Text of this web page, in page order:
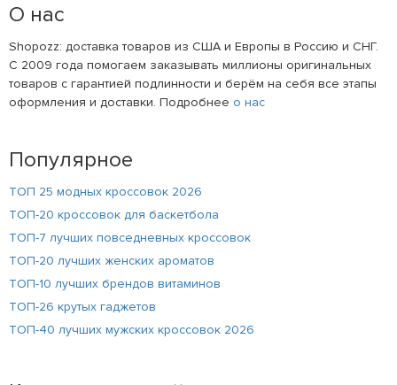
О нас
Shopozz: доставка товаров из США и Европы в Россию и СНГ.
С 2009 года помогаем заказывать миллионы оригинальных
товаров с гарантией подлинности и берём на себя все этапы
оформления и доставки. Подробнее о нас
Популярное
ТОП 25 модных кроссовок 2026
ТОП-20 кроссовок для баскетбола
ТОП-7 лучших повседневных кроссовок
ТОП-20 лучших женских ароматов
ТОП-10 лучших брендов витаминов
ТОП-26 крутых гаджетов
ТОП-40 лучших мужских кроссовок 2026